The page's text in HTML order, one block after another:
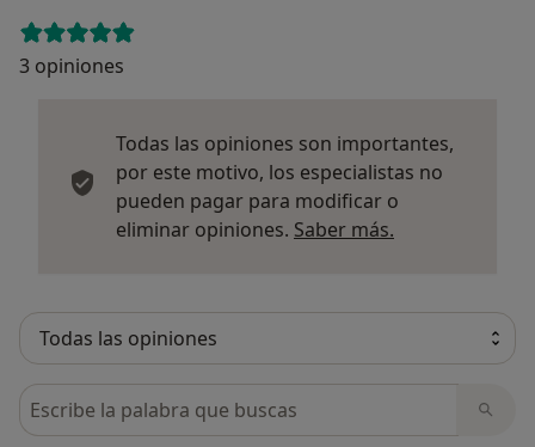
3 opiniones
Todas las opiniones son importantes,
por este motivo, los especialistas no
pueden pagar para modificar o
eliminar opiniones. Saber más.
Busca en opiniones